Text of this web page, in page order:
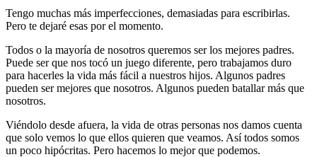
Tengo muchas más imperfecciones, demasiadas para escribirlas.
Pero te dejaré esas por el momento.
Todos o la mayoría de nosotros queremos ser los mejores padres.
Puede ser que nos tocó un juego diferente, pero trabajamos duro
para hacerles la vida más fácil a nuestros hijos. Algunos padres
pueden ser mejores que nosotros. Algunos pueden batallar más que
nosotros.
Viéndolo desde afuera, la vida de otras personas nos damos cuenta
que solo vemos lo que ellos quieren que veamos. Así todos somos
un poco hipócritas. Pero hacemos lo mejor que podemos.